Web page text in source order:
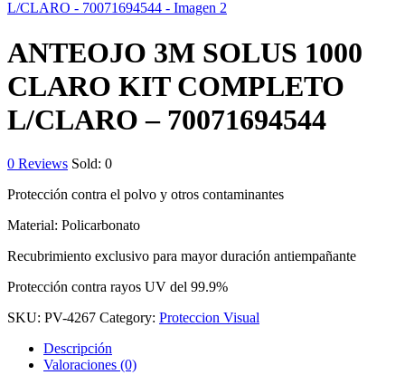
ANTEOJO 3M SOLUS 1000
CLARO KIT COMPLETO
L/CLARO – 70071694544
0 Reviews Sold: 0
Protección contra el polvo y otros contaminantes
Material: Policarbonato
Recubrimiento exclusivo para mayor duración antiempañante
Protección contra rayos UV del 99.9%
SKU: PV-4267 Category: Proteccion Visual
Descripción
Valoraciones (0)